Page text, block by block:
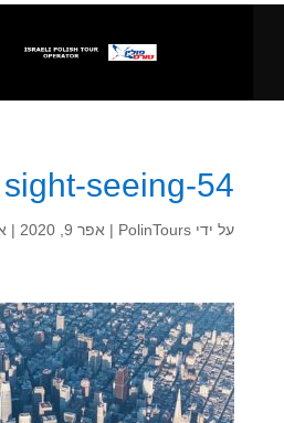
sight-seeing-54
על ידי PolinTours
| אפר 9, 2020 |